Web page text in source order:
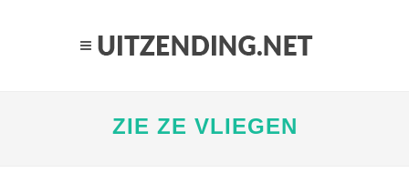
ZIE ZE VLIEGEN